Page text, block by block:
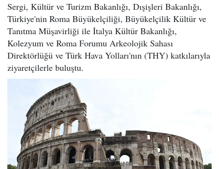
Sergi, Kültür ve Turizm Bakanlığı, Dışişleri Bakanlığı,
Türkiye'nin Roma Büyükelçiliği, Büyükelçilik Kültür ve
Tanıtma Müşavirliği ile İtalya Kültür Bakanlığı,
Kolezyum ve Roma Forumu Arkeolojik Sahası
Direktörlüğü ve Türk Hava Yolları'nın (THY) katkılarıyla
ziyaretçilerle buluştu.